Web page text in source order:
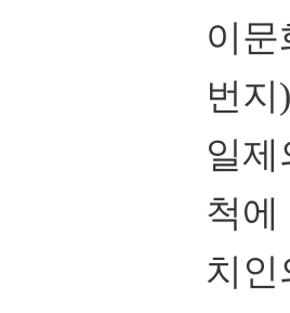
이문
번
일
척
치